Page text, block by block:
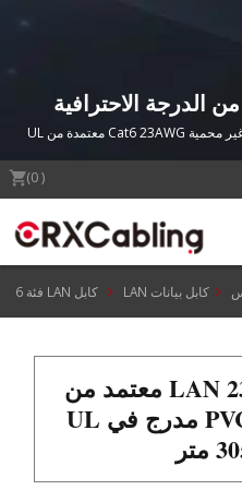
تقدم CRXCabling كابلات مزدوجة ملتوية غير محمية Cat6 23AWG معتمدة من UL
فائقة من التداخل وضمان منتج لمدة
(
)
كابل بيانات LAN كابل LAN فئة 6
كابل LAN 23AWG CAT6 معتمد من
CM ومصنوع من PVC مدرج في UL